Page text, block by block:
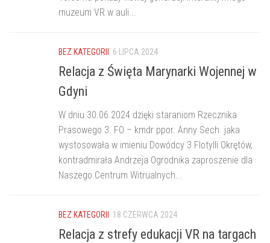
muzeum VR w auli...
BEZ KATEGORII 6 LIPCA 2024
Relacja z Święta Marynarki Wojennej w
Gdyni
W dniu 30.06.2024 dzięki staraniom Rzecznika
Prasowego 3. FO – kmdr ppor. Anny Sech jaka
wystosowała w imieniu Dowódcy 3 Flotylli Okrętów,
kontradmirała Andrzeja Ogrodnika zaproszenie dla
Naszego Centrum Witrualnych...
BEZ KATEGORII 18 CZERWCA 2024
Relacja z strefy edukacji VR na targach